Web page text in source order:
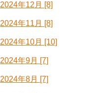
2024年12月 [8]
2024年11月 [8]
2024年10月 [10]
2024年9月 [7]
2024年8月 [7]